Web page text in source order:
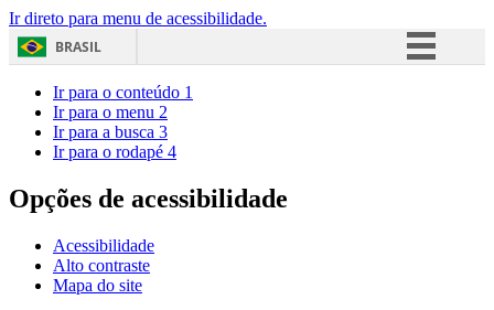
Ir direto para menu de acessibilidade.
BRASIL
Acesso à informação
Ir para o conteúdo 1
Ir para o menu 2
Ir para a busca 3
Ir para o rodapé 4
Opções de acessibilidade
Acessibilidade
Alto contraste
Mapa do site